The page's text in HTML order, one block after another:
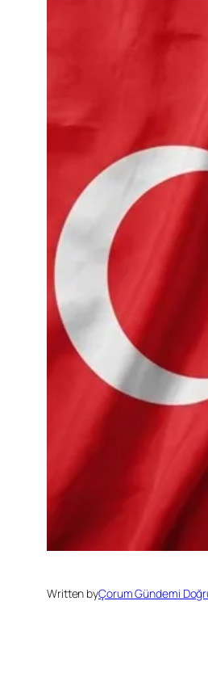
Written byÇorum Gündemi